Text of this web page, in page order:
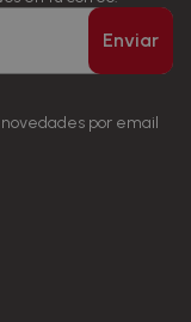
Enviar
por email